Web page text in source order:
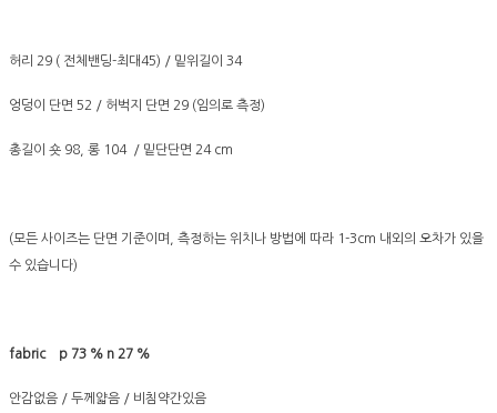
허리 29 ( 전체밴딩-최대45) / 밑위길이 34
엉덩이 단면 52 / 허벅지 단면 29 (임의로 측정)
총길이 숏 98, 롱 104 / 밑단단면 24 cm
(모든 사이즈는 단면 기준이며, 측정하는 위치나 방법에 따라 1-3cm 내외의 오차가 있을
수 있습니다)
fabric p 73 % n 27 %
안감없음 / 두께얇음 / 비침약간있음